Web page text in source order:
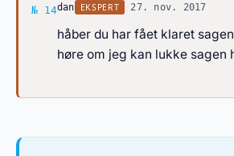
№ 14Svar af dan
dan EKSPERT 27. nov. 2017
håber du har fået klaret
høre om jeg kan lukke sagen